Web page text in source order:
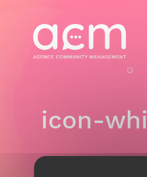
icon-